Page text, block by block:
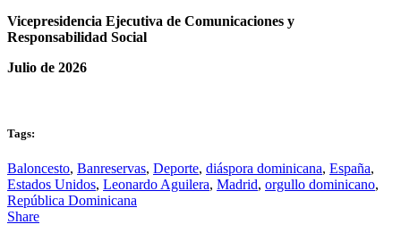
Vicepresidencia Ejecutiva de Comunicaciones y
Responsabilidad Social
Julio de 2026
Tags:
Baloncesto, Banreservas, Deporte, diáspora dominicana, España,
Estados Unidos, Leonardo Aguilera, Madrid, orgullo dominicano,
República Dominicana
Share